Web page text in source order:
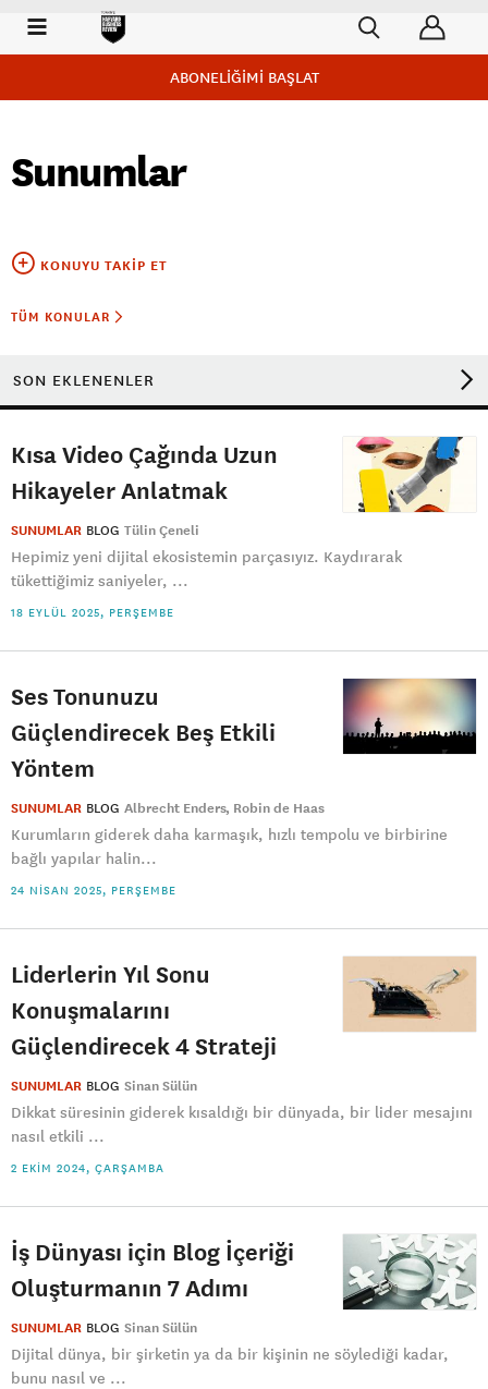
ABONELİĞİMİ BAŞLAT
Sunumlar
KONUYU TAKIP ET
TÜM KONULAR
SON EKLENENLER
Kısa Video Çağında Uzun
Hikayeler Anlatmak
SUNUMLAR BLOG Tülin Çeneli
Hepimiz yeni dijital ekosistemin parçasıyız. Kaydırarak
tükettiğimiz saniyeler, ...
18 EYLÜL 2025, PERŞEMBE
Ses Tonunuzu
Güçlendirecek Beş Etkili
Yöntem
SUNUMLAR BLOG Albrecht Enders Robin de Haas
Kurumların giderek daha karmaşık, hızlı tempolu ve birbirine
bağlı yapılar halin...
24 NISAN 2025, PERŞEMBE
Liderlerin Yıl Sonu
Konuşmalarını
Güçlendirecek 4 Strateji
SUNUMLAR BLOG Sinan Sülün
Dikkat süresinin giderek kısaldığı bir dünyada, bir lider mesajını
nasıl etkili ...
2 EKIM 2024, ÇARŞAMBA
İş Dünyası için Blog İçeriği
Oluşturmanın 7 Adımı
SUNUMLAR BLOG Sinan Sülün
Dijital dünya, bir şirketin ya da bir kişinin ne söylediği kadar,
bunu nasıl ve ...